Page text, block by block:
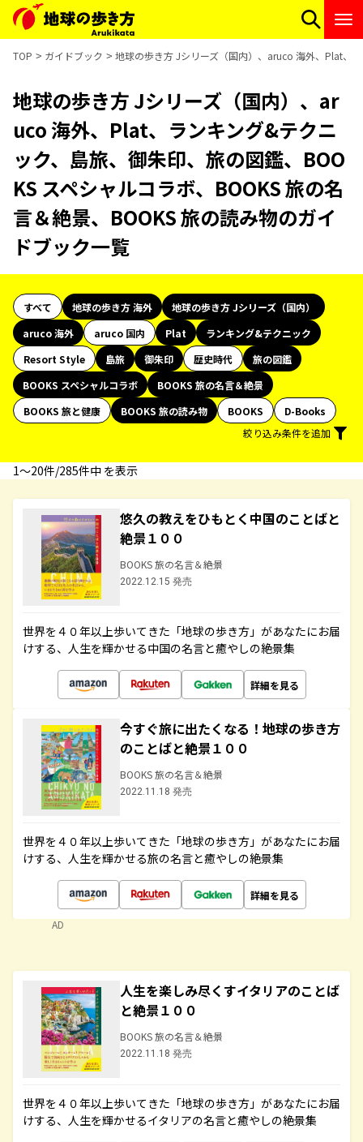
TOP ガイドブック 地球の歩き方 Jシリーズ（国内）、aruco 海外、Plat、
地球の歩き方 Jシリーズ（国内）、ar
uco 海外、Plat、ランキング&テクニ
ック、島旅、御朱印、旅の図鑑、BOO
KS スペシャルコラボ、BOOKS 旅の名
言＆絶景、BOOKS 旅の読み物のガイ
ドブック一覧
すべて 地球の歩き方 海外
地球の歩き方 Jシリーズ（国内）
aruco 海外
aruco 国内 Plat
ランキング&テクニック
Resort Style
島旅 御朱印 歴史時代
旅の図鑑
BOOKS スペシャルコラボ
BOOKS 旅の名言＆絶景
BOOKS 旅と健康
BOOKS 旅の読み物 BOOKS
D-Books
絞り込み条件を追加
1〜20件/285件中 を表示
悠久の教えをひもとく中国のことばと
絶景１００
BOOKS 旅の名言＆絶景
2022.12.15 発売
世界を４０年以上歩いてきた「地球の歩き方」があなたにお届
けする、人生を輝かせる中国の名言と癒やしの絶景集
詳細を見る
今すぐ旅に出たくなる！地球の歩き方
のことばと絶景１００
BOOKS 旅の名言＆絶景
2022.11.18 発売
世界を４０年以上歩いてきた「地球の歩き方」があなたにお届
けする、人生を輝かせる旅の名言と癒やしの絶景集
詳細を見る
AD
人生を楽しみ尽くすイタリアのことば
と絶景１００
BOOKS 旅の名言＆絶景
2022.11.18 発売
世界を４０年以上歩いてきた「地球の歩き方」があなたにお届
けする、人生を輝かせるイタリアの名言と癒やしの絶景集